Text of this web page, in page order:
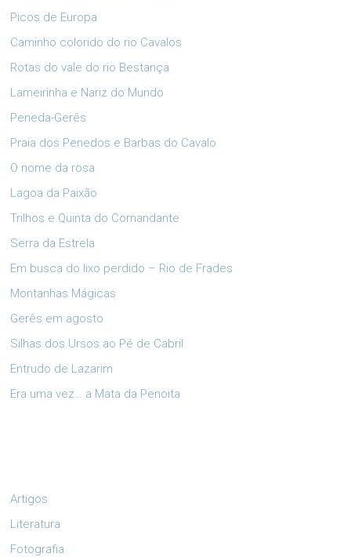
Picos de Europa
Caminho colorido do rio Cavalos
Rotas do vale do rio Bestança
Lameirinha e Nariz do Mundo
Peneda-Gerês
Praia dos Penedos e Barbas do Cavalo
O nome da rosa
Lagoa da Paixão
Trilhos e Quinta do Comandante
Serra da Estrela
Em busca do lixo perdido – Rio de Frades
Montanhas Mágicas
Gerês em agosto
Silhas dos Ursos ao Pé de Cabril
Entrudo de Lazarim
Era uma vez… a Mata da Penoita
Artigos
Literatura
Fotografia